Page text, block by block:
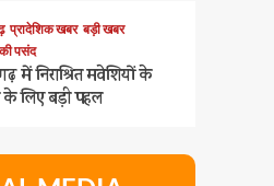
प्रादेशिक खबर बड़ी खबर
पसंद
में निराश्रित मवेशियों के
के लिए बड़ी पहल